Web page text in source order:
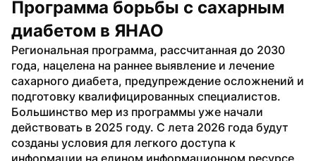
Программа борьбы с сахарным
диабетом в ЯНАО
Региональная программа, рассчитанная до 2030
года, нацелена на раннее выявление и лечение
сахарного диабета, предупреждение осложнений и
подготовку квалифицированных специалистов.
Большинство мер из программы уже начали
действовать в 2025 году. С лета 2026 года будут
созданы условия для легкого доступа к
информации на едином информационном ресурсе